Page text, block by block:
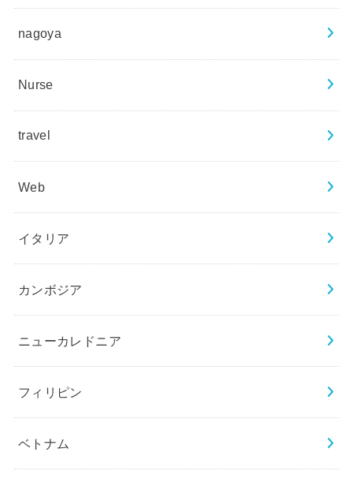
nagoya
Nurse
travel
Web
イタリア
カンボジア
ニューカレドニア
フィリピン
ベトナム